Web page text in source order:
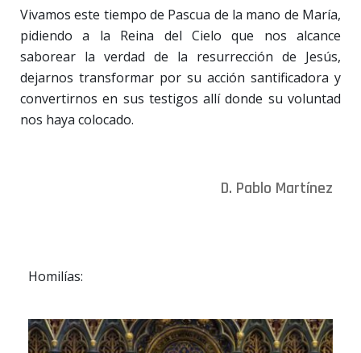
Vivamos este tiempo de Pascua de la mano de María,
pidiendo a la Reina del Cielo que nos alcance
saborear la verdad de la resurrección de Jesús,
dejarnos transformar por su acción santificadora y
convertirnos en sus testigos allí donde su voluntad
nos haya colocado.
D. Pablo Martínez
Homilías: